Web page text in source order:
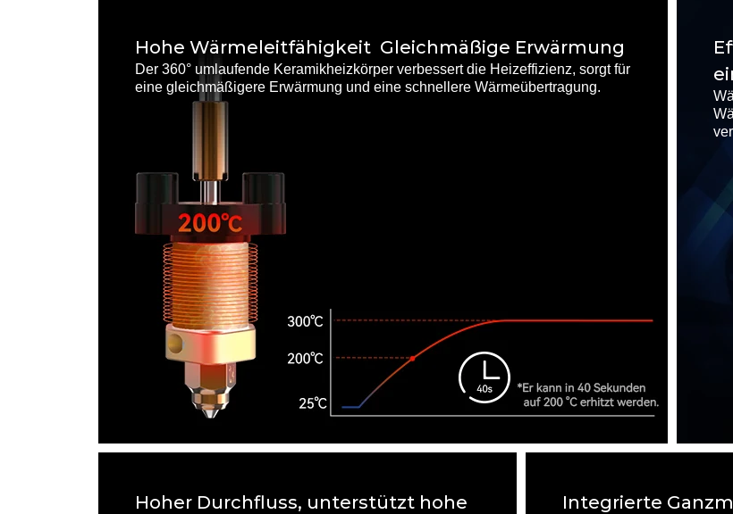
Hohe Wärmeleitfähigkeit Gleichmäßige Erwärmung
Der 360° umlaufende Keramikheizkörper verbessert die Heizeffizienz, sorgt für
eine gleichmäßigere Erwärmung und eine schnellere Wärmeübertragung.
Hoher Durchfluss, unterstützt hohe
Integrierte